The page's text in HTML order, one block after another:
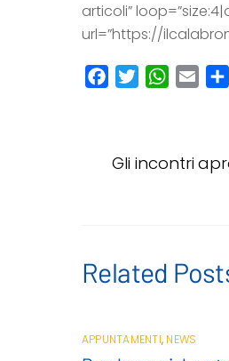
articoli”
url=”https://
b
t
W
s
l
Gli incontri
Related
APPUNTAMENTI, NEWS